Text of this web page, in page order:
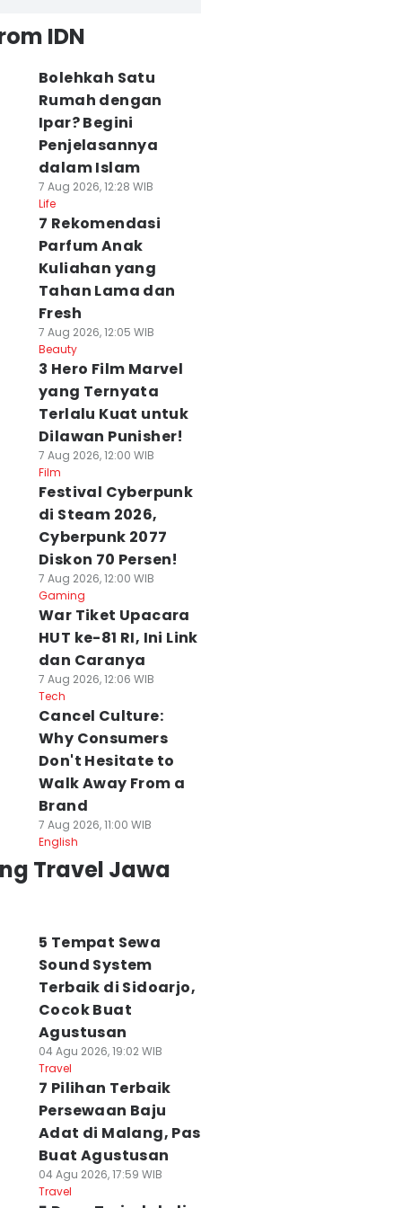
IDN
Bolehkah Satu
Rumah dengan
Ipar? Begini
Penjelasannya
dalam Islam
7 Aug 2026, 12:28 WIB
Life
7 Rekomendasi
Parfum Anak
Kuliahan yang
Tahan Lama dan
Fresh
7 Aug 2026, 12:05 WIB
Beauty
3 Hero Film Marvel
yang Ternyata
Terlalu Kuat untuk
Dilawan Punisher!
7 Aug 2026, 12:00 WIB
Film
Festival Cyberpunk
di Steam 2026,
Cyberpunk 2077
Diskon 70 Persen!
7 Aug 2026, 12:00 WIB
Gaming
War Tiket Upacara
HUT ke-81 RI, Ini Link
dan Caranya
7 Aug 2026, 12:06 WIB
Tech
Cancel Culture:
Why Consumers
Don't Hesitate to
Walk Away From a
Brand
7 Aug 2026, 11:00 WIB
English
Travel Jawa
5 Tempat Sewa
Sound System
Terbaik di Sidoarjo,
Cocok Buat
Agustusan
04 Agu 2026, 19:02 WIB
Travel
7 Pilihan Terbaik
Persewaan Baju
Adat di Malang, Pas
Buat Agustusan
04 Agu 2026, 17:59 WIB
Travel